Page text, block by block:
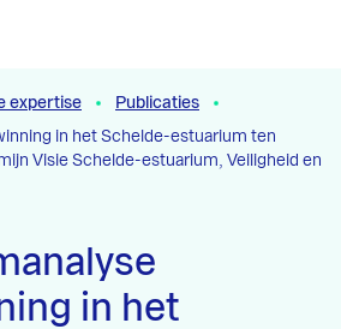
expertise
Publicaties
in het Schelde-estuarium ten
Visie Schelde-estuarium, Veiligheid en
in het